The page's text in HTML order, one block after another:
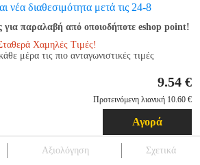
νέα διαθεσιμότητα μετά τις 24-8
για παραλαβή από οποιοδήποτε eshop point!
Χαμηλές Τιμές!
μέρα τις πιο ανταγωνιστικές τιμές
9.54 €
Προτεινόμενη λιανική 10.60 €
Αγορά
Αξιολόγηση Σχετικά